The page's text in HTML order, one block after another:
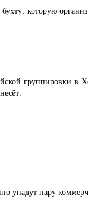
которую
группировки в
упадут пару